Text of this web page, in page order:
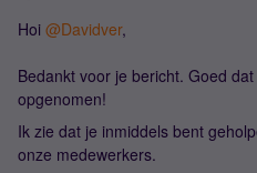
Hoi @Davidver,
Bedankt voor je bericht. Goed
opgenomen!
Ik zie dat je inmiddels bent
onze medewerkers.